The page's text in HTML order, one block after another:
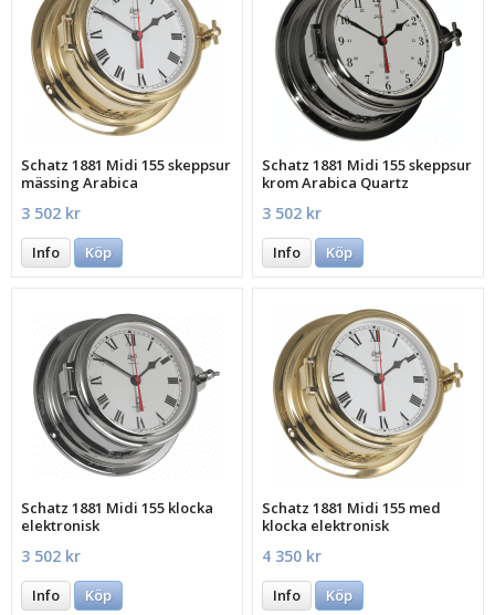
Schatz 1881 Midi 155 skeppsur
mässing Arabica
3 502 kr
Info Köp
Schatz 1881 Midi 155 skeppsur
krom Arabica Quartz
3 502 kr
Info Köp
Schatz 1881 Midi 155 klocka
elektronisk
3 502 kr
Info Köp
Schatz 1881 Midi 155 med
klocka elektronisk
4 350 kr
Info Köp